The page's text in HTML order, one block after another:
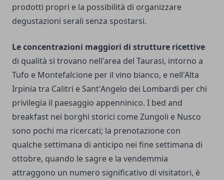
prodotti propri e la possibilità di organizzare
degustazioni serali senza spostarsi.
Le concentrazioni maggiori di strutture ricettive
di qualità si trovano nell'area del Taurasi, intorno a
Tufo e Montefalcione per il vino bianco, e nell'Alta
Irpinia tra Calitri e Sant'Angelo dei Lombardi per chi
privilegia il paesaggio appenninico. I bed and
breakfast nei borghi storici come Zungoli e Nusco
sono pochi ma ricercati; la prenotazione con
qualche settimana di anticipo nei fine settimana di
ottobre, quando le sagre e la vendemmia
attraggono un numero significativo di visitatori, è